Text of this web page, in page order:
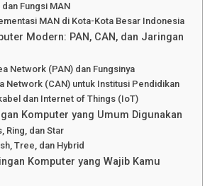
Fungsi MAN
MAN di Kota-Kota Besar Indonesia
Modern: PAN, CAN, dan Jaringan
Network (PAN) dan Fungsinya
Network (CAN) untuk Institusi Pendidikan
dan Internet of Things (IoT)
Komputer yang Umum Digunakan
Ring, dan Star
Tree, dan Hybrid
Komputer yang Wajib Kamu